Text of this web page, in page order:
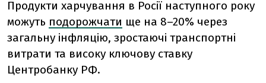
Продукти харчування в Росії наступного року
можуть подорожчати ще на 8–20% через
загальну інфляцію, зростаючі транспортні
витрати та високу ключову ставку
Центробанку РФ.